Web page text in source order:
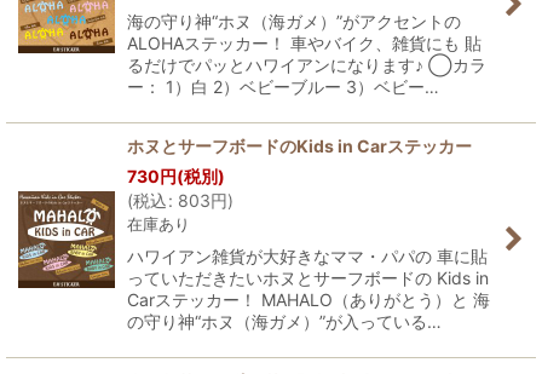
海の守り神“ホヌ（海ガメ）”がアクセントの
ALOHAステッカー！ 車やバイク、雑貨にも 貼
るだけでパッとハワイアンになります♪ ◯カラ
ー： 1）白 2）ベビーブルー 3）ベビー…
ホヌとサーフボードのKids in Carステッカー
730円(税別)
(税込: 803円)
在庫あり
ハワイアン雑貨が大好きなママ・パパの 車に貼
っていただきたいホヌとサーフボードの Kids in
Carステッカー！ MAHALO（ありがとう）と 海
の守り神“ホヌ（海ガメ）”が入っている…